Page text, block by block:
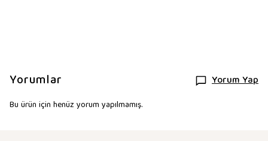
Yorumlar Yorum Yap
Bu ürün için henüz yorum yapılmamış.